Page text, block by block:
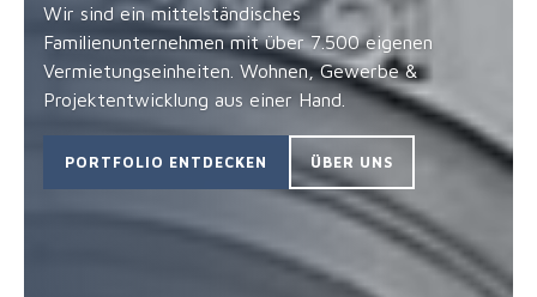
Wir sind ein mittelständisches
Familienunternehmen mit über 7.500 eigenen
Vermietungseinheiten. Wohnen, Gewerbe &
Projektentwicklung aus einer Hand.
PORTFOLIO ENTDECKEN ÜBER UNS